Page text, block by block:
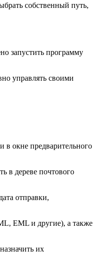
собственный путь,
запустить программу
управлять своими
в окне предварительного
в дереве почтового
отправки,
EML и другие), а также
их